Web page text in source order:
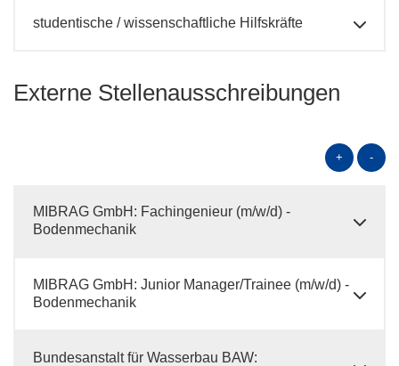
studentische / wissenschaftliche Hilfskräfte
Externe Stellenausschreibungen
+ -
MIBRAG GmbH: Fachingenieur (m/w/d) -
Bodenmechanik
MIBRAG GmbH: Junior Manager/Trainee (m/w/d) -
Bodenmechanik
Bundesanstalt für Wasserbau BAW: